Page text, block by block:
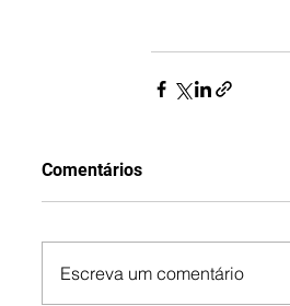
Comentários
Escreva um comentário